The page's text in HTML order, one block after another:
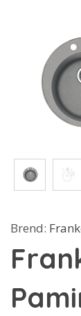
Brend: